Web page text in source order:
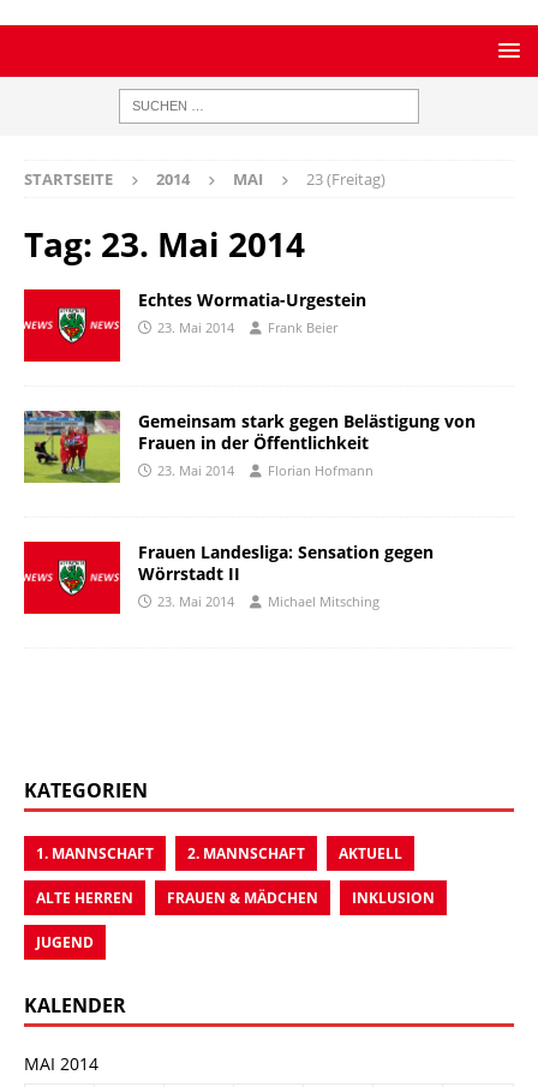
STARTSEITE 2014 MAI 23 (Freitag)
Tag: 23. Mai 2014
Echtes Wormatia-Urgestein
23. Mai 2014 Frank Beier
Gemeinsam stark gegen Belästigung von
Frauen in der Öffentlichkeit
23. Mai 2014 Florian Hofmann
Frauen Landesliga: Sensation gegen
Wörrstadt II
23. Mai 2014 Michael Mitsching
KATEGORIEN
1. MANNSCHAFT 2. MANNSCHAFT AKTUELL
ALTE HERREN FRAUEN & MÄDCHEN INKLUSION
JUGEND
KALENDER
MAI 2014